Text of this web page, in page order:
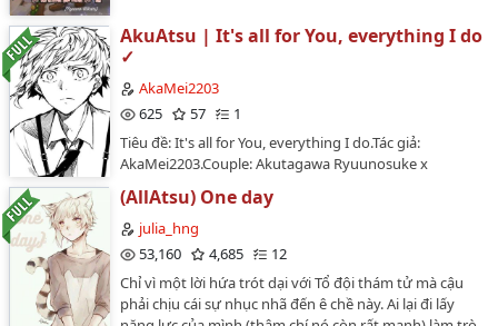
> Pause.…
AkuAtsu | It's all for You, everything I do
✓
AkaMei2203
625
57
1
Tiêu đề: It's all for You, everything I do.Tác giả:
AkaMei2203.Couple: Akutagawa Ryuunosuke x
oneshot, OE, slightly fluff.…
(AllAtsu) One day
julia_hng
53,160
4,685
12
Chỉ vì một lời hứa trót dại với Tổ đội thám tử mà cậu
phải chịu cái sự nhục nhã đến ê chề này. Ai lại đi lấy